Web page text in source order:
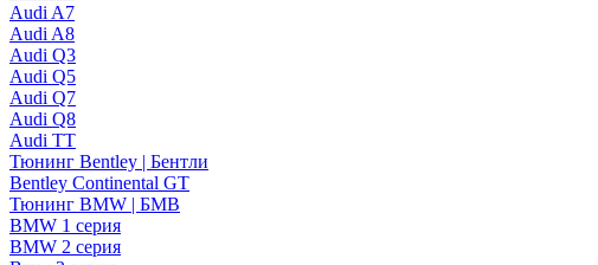
Audi A7
Audi A8
Audi Q3
Audi Q5
Audi Q7
Audi Q8
Audi TT
Тюнинг Bentley | Бентли
Bentley Continental GT
Тюнинг BMW | БМВ
BMW 1 серия
BMW 2 серия